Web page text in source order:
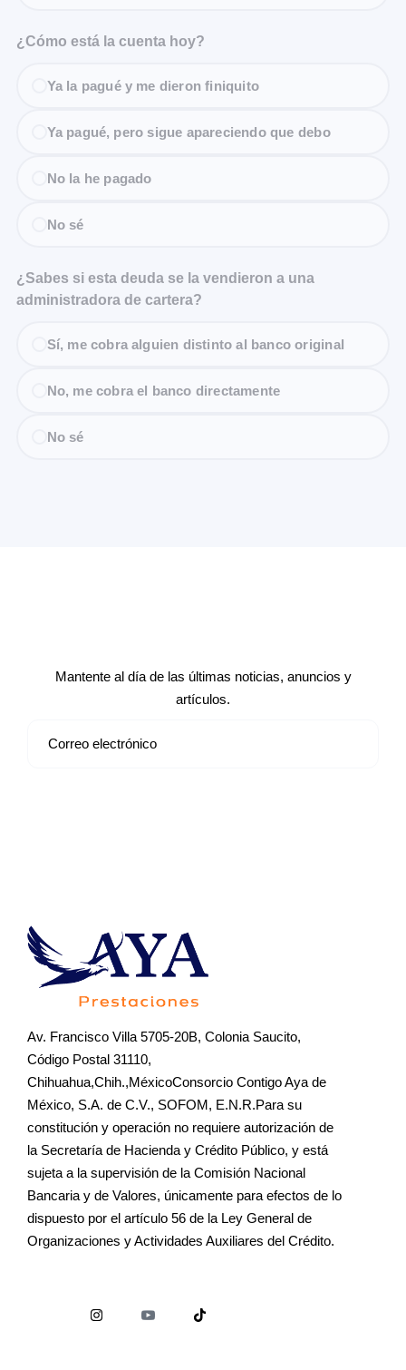
¿Cómo está la cuenta hoy?
Ya la pagué y me dieron finiquito
Ya pagué, pero sigue apareciendo que debo
No la he pagado
No sé
¿Sabes si esta deuda se la vendieron a una
administradora de cartera?
Sí, me cobra alguien distinto al banco original
No, me cobra el banco directamente
No sé
Mantente al día de las últimas noticias, anuncios y
artículos.
Av. Francisco Villa 5705-20B, Colonia Saucito,
Código Postal 31110,
Chihuahua,Chih.,MéxicoConsorcio Contigo Aya de
México, S.A. de C.V., SOFOM, E.N.R.Para su
constitución y operación no requiere autorización de
la Secretaría de Hacienda y Crédito Público, y está
sujeta a la supervisión de la Comisión Nacional
Bancaria y de Valores, únicamente para efectos de lo
dispuesto por el artículo 56 de la Ley General de
Organizaciones y Actividades Auxiliares del Crédito.